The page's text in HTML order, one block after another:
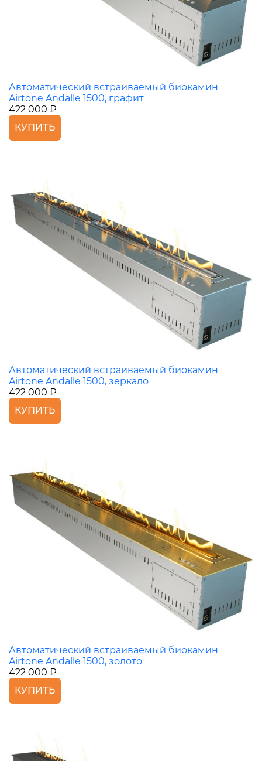
Автоматический встраиваемый биокамин
Airtone Andalle 1500, графит
422 000 ₽
КУПИТЬ
Автоматический встраиваемый биокамин
Airtone Andalle 1500, зеркало
422 000 ₽
КУПИТЬ
Автоматический встраиваемый биокамин
Airtone Andalle 1500, золото
422 000 ₽
КУПИТЬ